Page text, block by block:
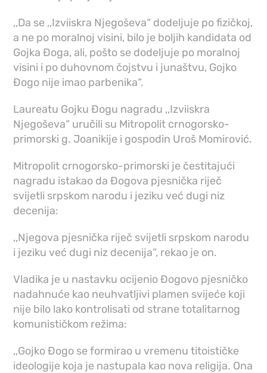
,,Da se ,,Izviiskra Njegoševa“ dodeljuje po fizičkoj,
a ne po moralnoj visini, bilo je boljih kandidata od
Gojka Đoga, ali, pošto se dodeljuje po moralnoj
visini i po duhovnom čojstvu i junaštvu, Gojko
Đogo nije imao parbenika“.
Laureatu Gojku Đogu nagradu ,,Izviiskra
Njegoševa“ uručili su Mitropolit crnogorsko-
primorski g. Joanikije i gospodin Uroš Momirović.
Mitropolit crnogorsko-primorski je čestitajući
nagradu istakao da Đogova pjesnička riječ
svijetli srpskom narodu i jeziku već dugi niz
decenija:
,,Njegova pjesnička riječ svijetli srpskom narodu
i jeziku već dugi niz decenija“, rekao je on.
Vladika je u nastavku ocijenio Đogovo pjesničko
nadahnuće kao neuhvatljivi plamen svijeće koji
nije bilo lako kontrolisati od strane totalitarnog
komunističkom režima:
,,Gojko Đogo se formirao u vremenu titoističke
ideologije koja je nastupala kao nova religija. Ona